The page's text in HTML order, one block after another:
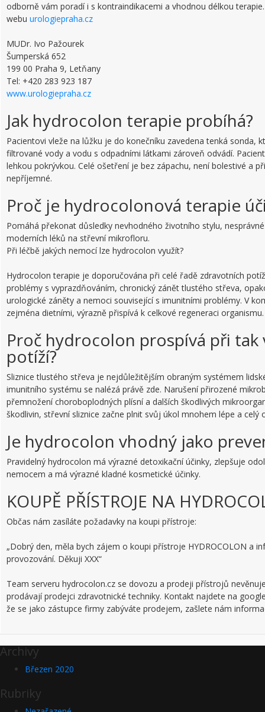
odborně vám poradí i s kontraindikacemi a vhodnou délkou
webu urologiepraha.cz
MUDr. Ivo Pažourek
Šumperská 652
199 00 Praha 9, Letňany
Tel: +420 283 923 187
www.urologiepraha.cz
Jak hydrocolon terapie probíhá?
Pacientovi vleže na lůžku je do konečníku zavedena tenká sonda,
filtrované vody a vodu s odpadními látkami zároveň odvádí.
lehkou pokrývkou. Celé ošetření je bez zápachu, není bolestivé a
nepříjemné.
Proč je hydrocolonová terapie
Pomáhá překonat důsledky nevhodného životního stylu,
moderních léků na střevní mikrofloru.
Při léčbě jakých nemocí lze hydrocolon využít?
Hydrocolon terapie je doporučována při celé řadě zdravotních
problémy s vyprazdňováním, chronický zánět tlustého střeva,
urologické záněty a nemoci související s imunitními problémy. V
zejména dietními, výrazně přispívá k celkové regeneraci organismu.
Proč hydrocolon prospívá při
potíží?
Sliznice tlustého střeva je nejdůležitějším obraným systémem
imunitního systému se nalézá právě zde. Narušení přirozené
přemnožení choroboplodných plísní a dalších škodlivých
škodlivin, střevní sliznice začne plnit svůj úkol mnohem lépe a celý
Je hydrocolon vhodný jako
Pravidelný hydrocolon má výrazné detoxikační účinky, zlepšuje
nemocem a má výrazné kladné kosmetické účinky.
KOUPĚ PŘÍSTROJE NA
Občas nám zasíláte požadavky na koupi přístroje:
„Dobrý den, měla bych zájem o koupi přístroje HYDROCOLON a
provozování. Děkuji XXX“
Team serveru hydrocolon.cz se dovozu a prodeji přístrojů
prodávají prodejci zdravotnické techniky. Kontakt najdete na
že se jako zástupce firmy zabýváte prodejem, zašlete nám
Archivy
Březen 2020
Rubriky